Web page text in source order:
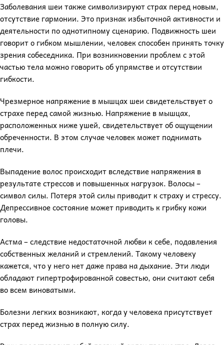
Заболевания шеи также символизируют страх перед новым,
отсутствие гармонии. Это признак избыточной активности и
деятельности по однотипному сценарию. Подвижность шеи
говорит о гибком мышлении, человек способен принять точку
зрения собеседника. При возникновении проблем с этой
частью тела можно говорить об упрямстве и отсутствии
гибкости.
Чрезмерное напряжение в мышцах шеи свидетельствует о
страхе перед самой жизнью. Напряжение в мышцах,
расположенных ниже ушей, свидетельствует об ощущении
обреченности. В этом случае человек может поднимать
плечи.
Выпадение волос происходит вследствие напряжения в
результате стрессов и повышенных нагрузок. Волосы –
символ силы. Потеря этой силы приводит к страху и стрессу.
Депрессивное состояние может приводить к грибку кожи
головы.
Астма – следствие недостаточной любви к себе, подавления
собственных желаний и стремлений. Такому человеку
кажется, что у него нет даже права на дыхание. Эти люди
обладают гипертрофированной совестью, они считают себя
во всем виноватыми.
Болезни легких возникают, когда у человека присутствует
страх перед жизнью в полную силу.